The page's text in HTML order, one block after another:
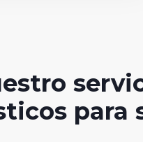
para